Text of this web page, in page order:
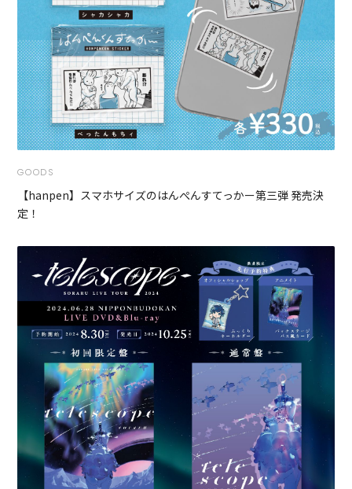
GOODS
【hanpen】スマホサイズのはんぺんすてっかー第三弾 発売決
定！